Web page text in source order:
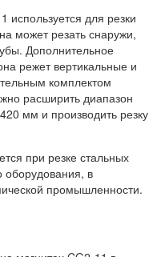
используется для резки
может резать снаружи,
Дополнительное
режет вертикальные и
комплектом
расширить диапазон
мм и производить резку
при резке стальных
оборудования, в
промышленности.